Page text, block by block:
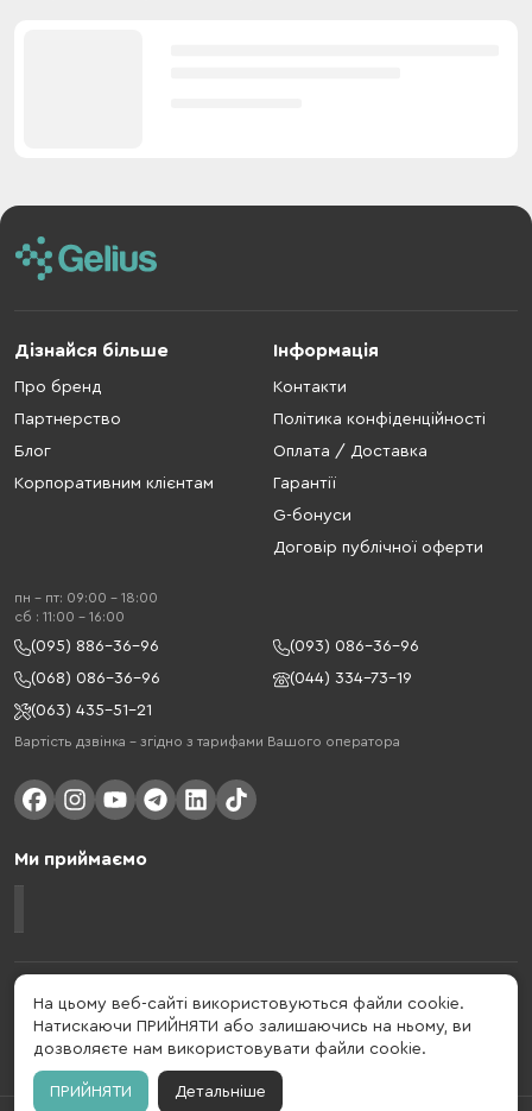
Дізнайся більше
Про бренд
Партнерство
Блог
Корпоративним клієнтам
Інформація
Контакти
Політика конфіденційності
Оплата / Доставка
Гарантії
G-бонуси
Договір публічної оферти
пн - пт: 09:00 - 18:00
cб : 11:00 - 16:00
(095) 886-36-96
(093) 086-36-96
(068) 086-36-96
(044) 334-73-19
(063) 435-51-21
Вартість дзвінка – згідно з тарифами Вашого оператора
Ми приймаємо
Gelius - український бренд, який активно розвивається у сфері смарт
гаджетів та мобільних аксесуарів. Бренд заснований в 2013 році. Gelius
- це набагато більше ніж просто бренд, це стиль життя, який об'єднує в
собі драйв, радість, швидкість, новації і практичність.
На цьому веб-сайті використовуються файли cookie.
Натискаючи ПРИЙНЯТИ або залишаючись на ньому, ви
дозволяєте нам використовувати файли cookie.
ПРИЙНЯТИ Детальніше